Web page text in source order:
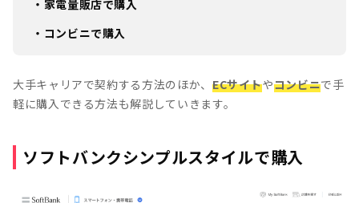
・家電量販店で購入
・コンビニで購入
大手キャリアで契約する方法のほか、 ECサイトやコンビニで手
軽に購入できる方法も解説していきます。
ソフトバンクシンプルスタイルで購入